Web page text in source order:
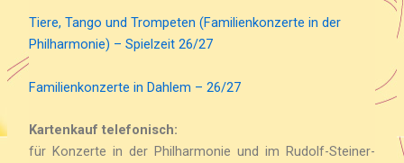
Tiere, Tango und Trompeten (Familienkonzerte in der
Philharmonie) – Spielzeit 26/27
Familienkonzerte in Dahlem – 26/27
Kartenkauf telefonisch:
für Konzerte in der Philharmonie und im Rudolf-Steiner-